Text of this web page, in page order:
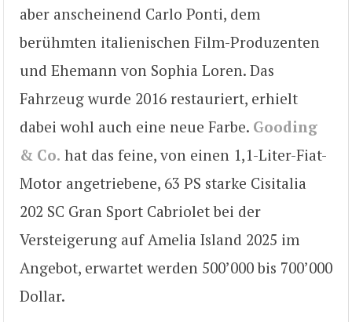
aber anscheinend Carlo Ponti, dem
berühmten italienischen Film-Produzenten
und Ehemann von Sophia Loren. Das
Fahrzeug wurde 2016 restauriert, erhielt
dabei wohl auch eine neue Farbe. Gooding
& Co. hat das feine, von einen 1,1-Liter-Fiat-
Motor angetriebene, 63 PS starke Cisitalia
202 SC Gran Sport Cabriolet bei der
Versteigerung auf Amelia Island 2025 im
Angebot, erwartet werden 500’000 bis 700’000
Dollar.